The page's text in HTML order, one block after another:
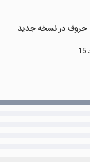
حروف در نسخه جدید